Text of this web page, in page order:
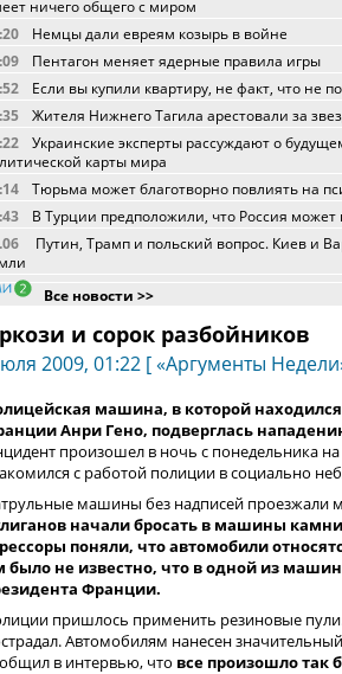
ничего общего с миром
Немцы дали евреям козырь в войне
Пентагон меняет ядерные правила игры
Если вы купили квартиру, не факт, что не
Жителя Нижнего Тагила арестовали за
Украинские эксперты рассуждают о
карты мира
Тюрьма может благотворно повлиять на
В Турции предположили, что Россия
Путин, Трамп и польский вопрос. Киев и
Все новости >>
и сорок разбойников
2009, 01:22 [ «Аргументы
машина, в которой
Анри Гено, подверглась
произошел в ночь с понедельника
с работой полиции в социально
машины без надписей проезжали
начали бросать в машины
поняли, что автомобили
было не известно, что в одной из
Франции.
пришлось применить резиновые
Автомобилям нанесен
в интервью, что все произошло так